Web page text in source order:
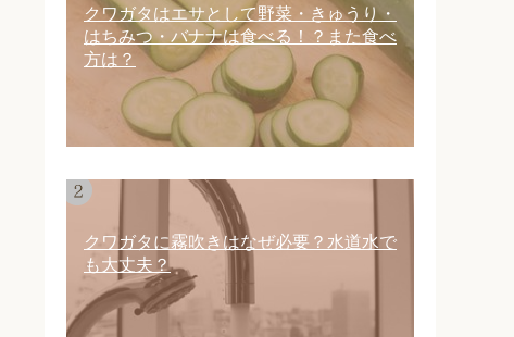
クワガタはエサとして野菜・きゅうり・
はちみつ・バナナは食べる！？また食べ
方は？
クワガタに霧吹きはなぜ必要？水道水で
も大丈夫？